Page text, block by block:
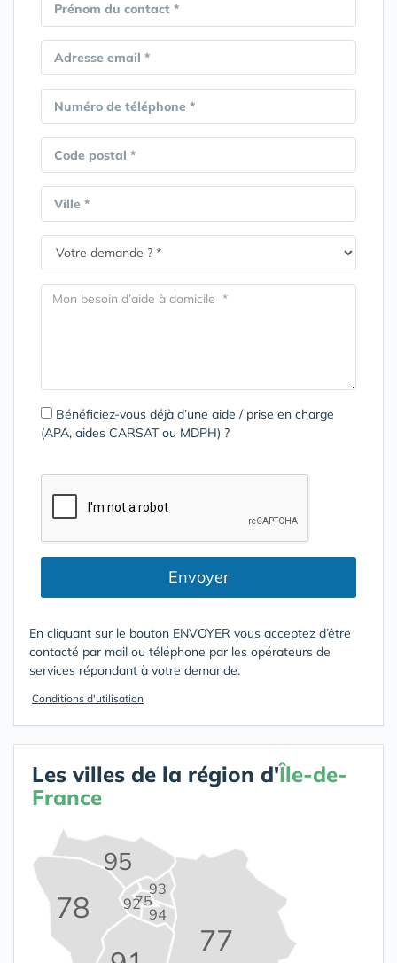
Prénom du contact *
Adresse email *
Numéro de téléphone *
Code postal *
Ville *
Bénéficiez-vous déjà d’une aide / prise en charge
(APA, aides CARSAT ou MDPH) ?
Envoyer
En cliquant sur le bouton ENVOYER vous acceptez d’être
contacté par mail ou téléphone par les opérateurs de
services répondant à votre demande.
Conditions d'utilisation
Les villes de la région d'Île-de-
France
75
77
78 92
93
94
95